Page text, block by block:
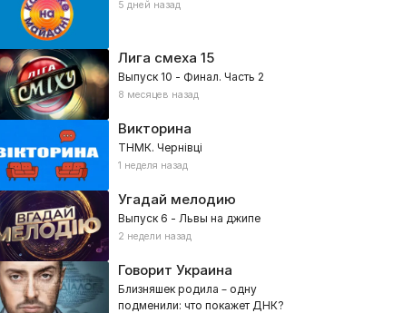
5 дней назад
Лига смеха 15
Выпуск 10 - Финал. Часть 2
8 месяцев назад
Викторина
ТНМК. Чернівці
1 неделя назад
Угадай мелодию
Выпуск 6 - Львы на джипе
2 недели назад
Говорит Украина
Близняшек родила – одну
подменили: что покажет ДНК?